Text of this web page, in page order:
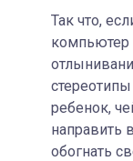
Так что,
компьютер
ребенок,
направить
обогнать